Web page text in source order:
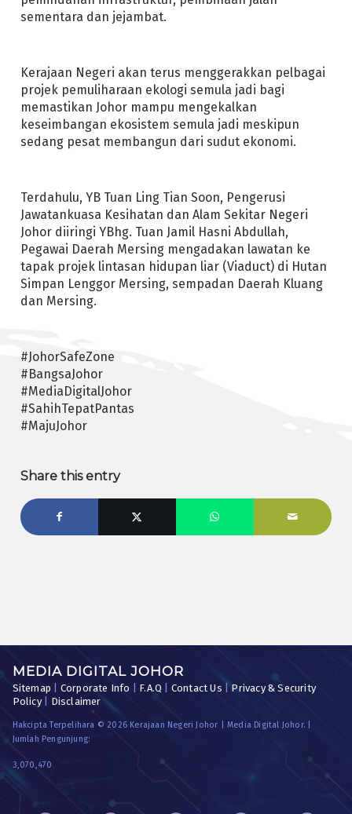
sementara dan jejambat.
Kerajaan Negeri akan terus menggerakkan pelbagai
projek pemuliharaan ekologi semula jadi bagi
memastikan Johor mampu mengekalkan
keseimbangan ekosistem semula jadi meskipun
sedang pesat membangun dari sudut ekonomi.
Terdahulu, YB Tuan Ling Tian Soon, Pengerusi
Jawatankuasa Kesihatan dan Alam Sekitar Negeri
Johor diiringi YBhg. Tuan Jamil Hasni Abdullah,
Pegawai Daerah Mersing mengadakan lawatan ke
tapak projek lintasan hidupan liar (Viaduct) di Hutan
Simpan Lenggor Mersing, sempadan Daerah Kluang
dan Mersing.
#JohorSafeZone
#BangsaJohor
#MediaDigitalJohor
#SahihTepatPantas
#MajuJohor
Share this entry
MEDIA DIGITAL JOHOR
Sitemap Corporate Info F.A.Q Contact Us |Privacy & Security
Policy| Disclaimer
Hakcipta Terpelihara © 2026 Kerajaan Negeri Johor | Media Digital Johor. |
Jumlah Pengunjung:
3,070,470